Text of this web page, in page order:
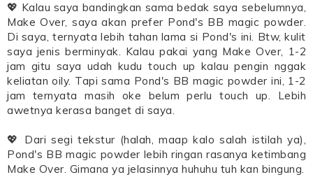
💖 Kalau saya bandingkan sama bedak saya sebelumnya,
Make Over, saya akan prefer Pond's BB magic powder.
Di saya, ternyata lebih tahan lama si Pond's ini. Btw, kulit
saya jenis berminyak. Kalau pakai yang Make Over, 1-2
jam gitu saya udah kudu touch up kalau pengin nggak
keliatan oily. Tapi sama Pond's BB magic powder ini, 1-2
jam ternyata masih oke belum perlu touch up. Lebih
awetnya kerasa banget di saya.
💖 Dari segi tekstur (halah, maap kalo salah istilah ya),
Pond's BB magic powder lebih ringan rasanya ketimbang
Make Over. Gimana ya jelasinnya huhuhu tuh kan bingung.